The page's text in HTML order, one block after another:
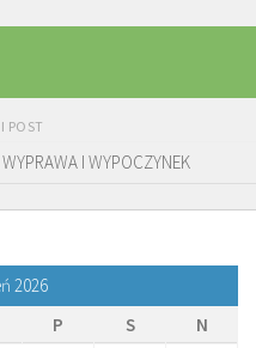
POST
I WYPOCZYNEK
2026
P S
N